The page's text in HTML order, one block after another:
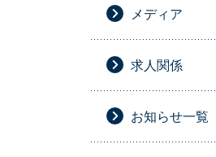
メディア
求人関係
お知らせ一覧